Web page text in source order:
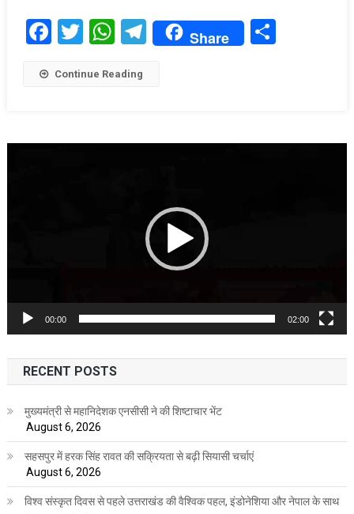
Facebook
Twitter
WhatsApp
Telegram
Share Share
Continue Reading
00:00 02:00
RECENT POSTS
मुख्यमंत्री से महानिदेशक एनसीसी ने की शिष्टाचार भेंट
August 6, 2026
सहसपुर में हरक सिंह रावत की सक्रियता से बढ़ी सियासी चर्चाएं
August 6, 2026
विश्व संस्कृत दिवस से पहले उत्तराखंड की वैश्विक पहल, इंडोनेशिया और नेपाल के साथ